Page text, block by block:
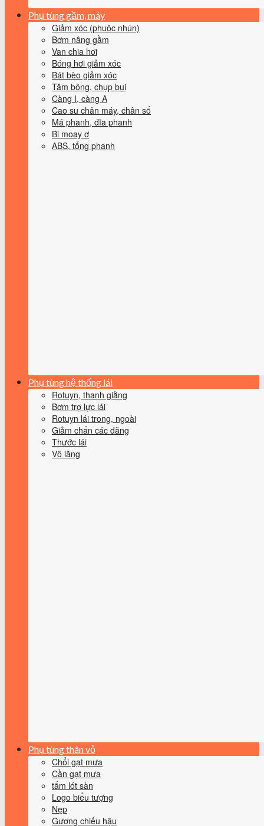
Phụ tùng gầm, máy
Giảm xóc (phuộc nhún)
Bơm nâng gầm
Van chia hơi
Bóng hơi giảm xóc
Bát bèo giảm xóc
Tăm bông, chụp bụi
Càng I, càng A
Cao su chân máy, chân số
Má phanh, đĩa phanh
Bi moay ơ
ABS, tổng phanh
Phụ tùng hệ thống lái
Rotuyn, thanh giằng
Bơm trợ lực lái
Rotuyn lái trong, ngoài
Giảm chấn các đăng
Thước lái
Vô lăng
Phụ tùng thân vỏ
Chổi gạt mưa
Cần gạt mưa
tấm lót sàn
Logo biểu tượng
Nẹp
Gương chiếu hậu